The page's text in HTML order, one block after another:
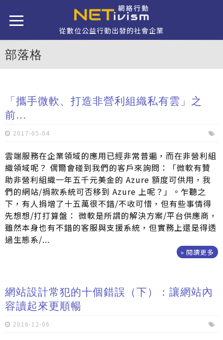
從數位公益行動出發的社會企業
部落格
「攜手微軟、打造非營利組織私有雲」之
前...
2017-05-04
雲端服務在企業領域的應用已經非常普遍，而在非營利組
織領域呢？ 偶爾會碰到我們的客戶來詢問：「微軟有贊
助非營利組織一年五千元美金的 Azure 額度可供用，我
們的網站/捐款系統可否移到 Azure 上呢？」。乍聽之
下，有人捐增了十五萬很不錯/不收可惜，但有些事情得
先想想/打打算盤： 微軟是所謂的解決方案/平台供應商，
雖然本身也有不錯的客服與支援系統，但實務上還是得透
過生態系/...
» 閱讀更多
網站設計常犯的十個錯誤（下）：讓網站內
容讀起來更順暢
2016-12-06